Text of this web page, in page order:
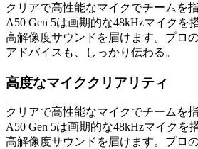
クリアで高性能なマイクでチームを
A50 Gen 5は画期的な48kHzマイクを
高解像度サウンドを届けます。プロ
アドバイスも、しっかり伝わる。
高度なマイククリアリティ
クリアで高性能なマイクでチームを
A50 Gen 5は画期的な48kHzマイクを
高解像度サウンドを届けます。プロ